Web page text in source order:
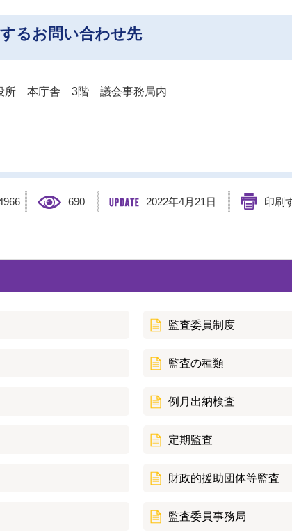
るお問い合わせ先
所 本庁舎 3階 議会事務局内
690 2022年4月21日 印刷
監査委員制度
監査の種類
例月出納検査
定期監査
財政的援助団体等監査
監査委員事務局